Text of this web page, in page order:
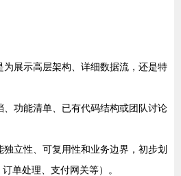
为展示高层架构、详细数据流，还是特
、功能清单、已有代码结构或团队讨论
独立性、可复用性和业务边界，初步划
单处理、支付网关等）。